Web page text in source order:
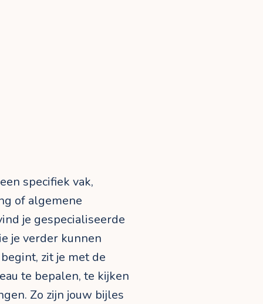
specifiek vak,
of algemene
je gespecialiseerde
je verder kunnen
zit je met de
te bepalen, te kijken
Zo zijn jouw bijles